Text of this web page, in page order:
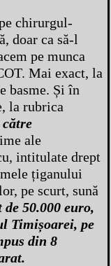
chirurgul-
doar ca să-l
pe munca
Mai exact, la
basme. Și în
la rubrica
ale
intitulate drept
țiganului
pe scurt, sună
50.000 euro,
Timișoarei, pe
din 8